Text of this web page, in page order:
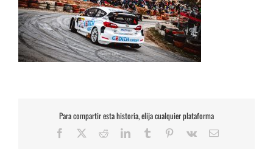
Para compartir esta historia, elija cualquier plataforma
Facebook RedditLinkedInTumblr Pinterest
Vk
Correo